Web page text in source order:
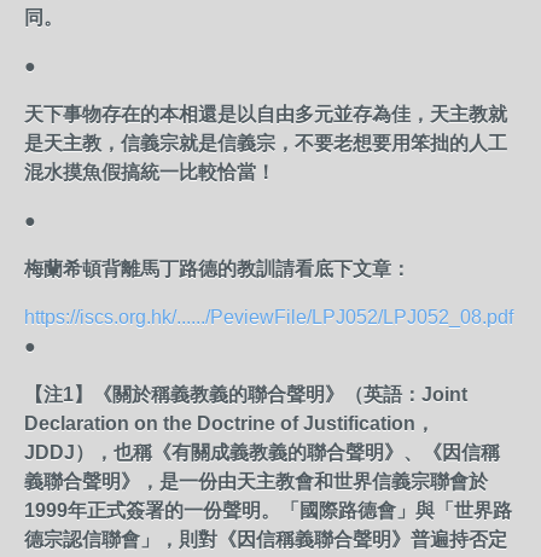
同。
●
天下事物存在的本相還是以自由多元並存為佳，天主教就
是天主教，信義宗就是信義宗，不要老想要用笨拙的人工
混水摸魚假搞統一比較恰當！
●
梅蘭希頓背離馬丁路德的教訓請看底下文章：
https://iscs.org.hk/....../PeviewFile/LPJ052/LPJ052_08.pdf
●
【注1】《關於稱義教義的聯合聲明》（英語：Joint
Declaration on the Doctrine of Justification，
JDDJ），也稱《有關成義教義的聯合聲明》、《因信稱
義聯合聲明》，是一份由天主教會和世界信義宗聯會於
1999年正式簽署的一份聲明。「國際路德會」與「世界路
德宗認信聯會」，則對《因信稱義聯合聲明》普遍持否定